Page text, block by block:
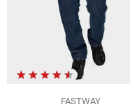
FASTWAY